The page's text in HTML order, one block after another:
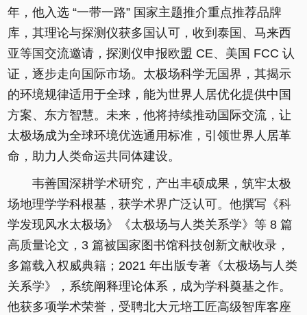
年，他入选 “一带一路” 国家主题推介重点推荐品牌
库，其理论与探测仪获多国认可，收到泰国、马来西
亚等国交流邀请，探测仪申报欧盟 CE、美国 FCC 认
证，逐步走向国际市场。太极场科学无国界，其揭示
的环境规律适用于全球，能为世界人居优化提供中国
方案、东方智慧。未来，他将持续推动国际交流，让
太极场成为全球环境优选通用标准，引领世界人居革
命，助力人类命运共同体建设。
韦善国深耕学术研究，产出丰硕成果，筑牢太极
场地理学学科根基，获学术界广泛认可。他撰写《科
学发现风水太极场》《太极场与人类关系学》等 8 篇
高质量论文，3 篇被国家图书馆科技创新文献收录，
多篇载入权威典籍；2021 年出版专著《太极场与人类
关系学》，系统阐释理论体系，成为学科奠基之作。
他获多项学术荣誉，受聘北大元培工匠高级智库客座